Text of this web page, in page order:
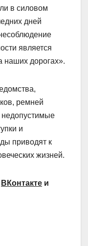
в силовом
дней
является
наших дорогах».
ремней
недопустимые
и
приводят к
жизней.
ВКонтакте и